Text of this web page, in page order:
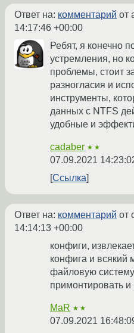
Ответ на: комментарий от
14:17:46 +00:00
Ребят, я конечно
устремления, но
проблемы, стоит
разногласия и
инструменты,
данных с NTFS
удобные и
cadaber ★★
07.09.2021
Ссылка
Ответ на: комментарий от
14:14:13 +00:00
конфиги,
конфига и всякий
файловую
примонтировать и
MaR ★★
07.09.2021